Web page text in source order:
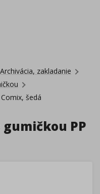
Archivácia, zakladanie
šedá
PP